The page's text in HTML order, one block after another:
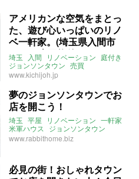
アメリカンな空気をまとっ
た、遊び心いっぱいのリノ
ベ一軒家。(埼玉県入間市
97㎡の売買物件)
埼玉 入間 リノベーション 庭付き
ジョンソンタウン 売買
www.kichijoh.jp
夢のジョンソンタウンでお
店を開こう！
埼玉 平屋 リノベーション 一軒家
米軍ハウス
ジョンソンタウン
入間 入間市駅 米軍
事務所付き住宅
www.rabbithome.biz
必見の街！おしゃれタウン